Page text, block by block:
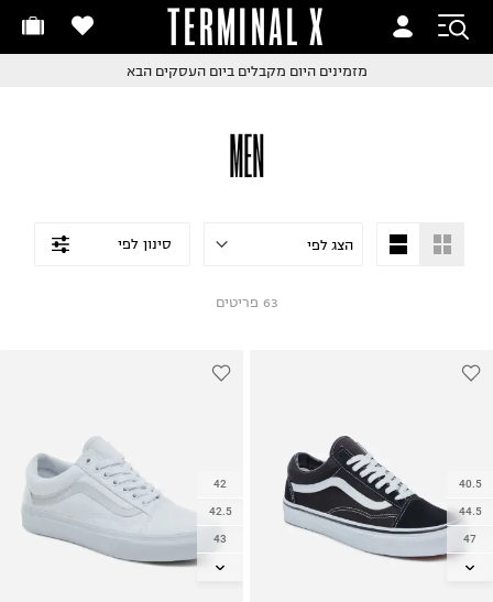
TERMINAL X
מזמינים היום מקבלים ביום העסקים הבא
MEN
סינון לפי
63 פריטים
40.5
44.5
47
48
42
42.5
43
44